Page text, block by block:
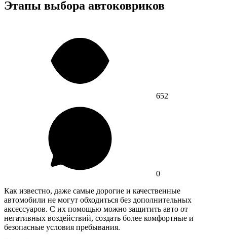
Этапы выбора автоковриков
652
0
Как известно, даже самые дорогие и качественные
автомобили не могут обходиться без дополнительных
аксессуаров. С их помощью можно защитить авто от
негативных воздействий, создать более комфортные и
безопасные условия пребывания.